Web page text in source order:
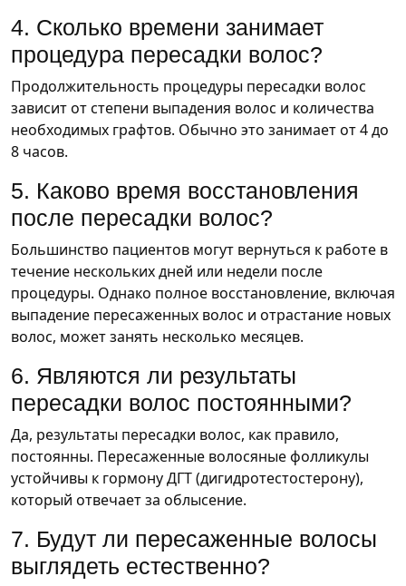
4. Сколько времени занимает
процедура пересадки волос?
Продолжительность процедуры пересадки волос
зависит от степени выпадения волос и количества
необходимых графтов. Обычно это занимает от 4 до
8 часов.
5. Каково время восстановления
после пересадки волос?
Большинство пациентов могут вернуться к работе в
течение нескольких дней или недели после
процедуры. Однако полное восстановление, включая
выпадение пересаженных волос и отрастание новых
волос, может занять несколько месяцев.
6. Являются ли результаты
пересадки волос постоянными?
Да, результаты пересадки волос, как правило,
постоянны. Пересаженные волосяные фолликулы
устойчивы к гормону ДГТ (дигидротестостерону),
который отвечает за облысение.
7. Будут ли пересаженные волосы
выглядеть естественно?